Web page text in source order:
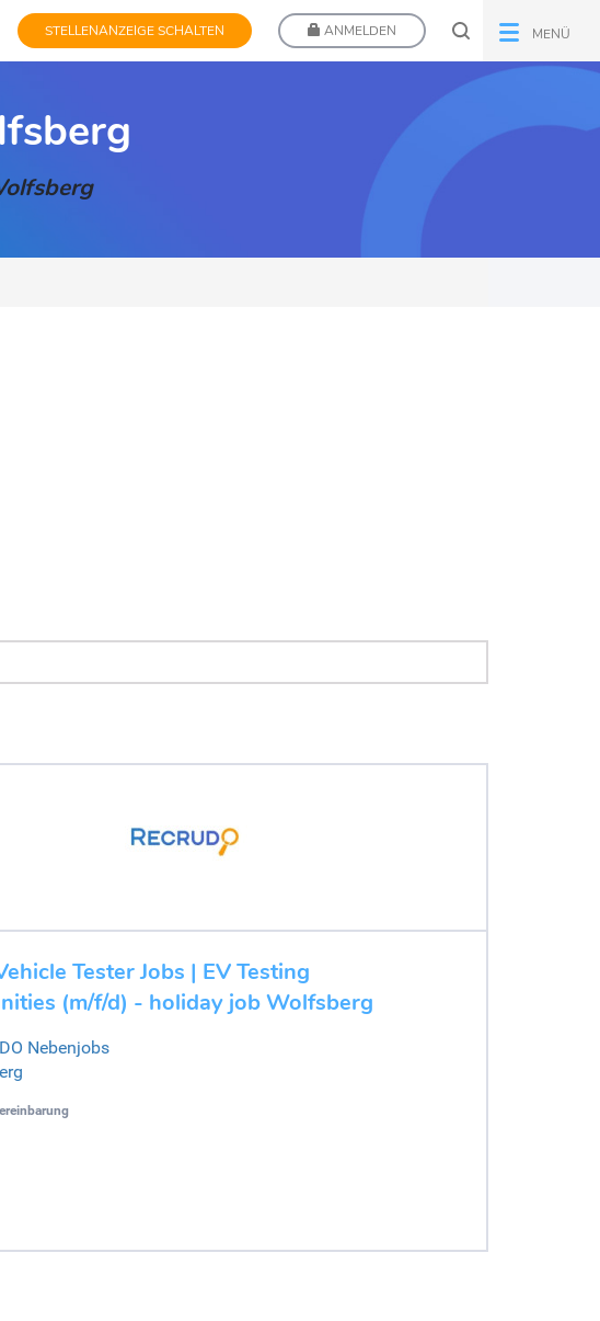
STELLENANZEIGE SCHALTEN ANMELDEN MENÜ
Tester Jobs | EV Testing
(m/f/d) - holiday job Wolfsberg
Nebenjobs